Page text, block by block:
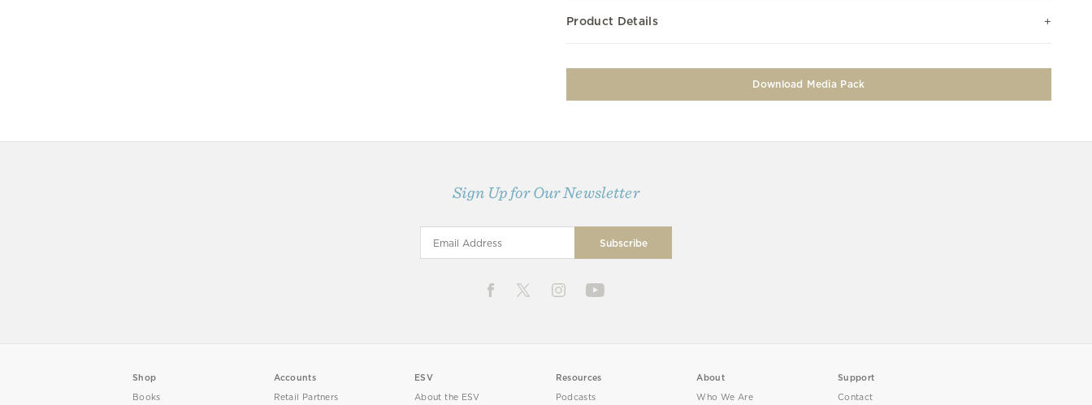
Product Details
Download Media Pack
Sign Up for Our Newsletter
Shop
Books
Accounts
Retail Partners
ESV
About the ESV
Resources
Podcasts
About
Who We Are
Support
Contact